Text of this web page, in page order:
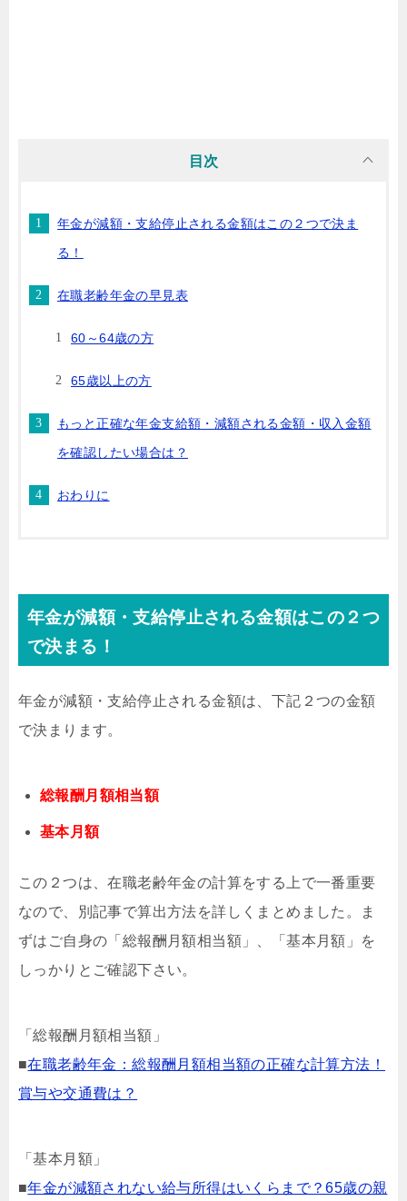
目次
年金が減額・支給停止される金額はこの２つで決ま
る！
在職老齢年金の早見表
60～64歳の方
65歳以上の方
もっと正確な年金支給額・減額される金額・収入金額
を確認したい場合は？
おわりに
年金が減額・支給停止される金額はこの２つ
で決まる！
年金が減額・支給停止される金額は、下記２つの金額
で決まります。
総報酬月額相当額
基本月額
この２つは、在職老齢年金の計算をする上で一番重要
なので、別記事で算出方法を詳しくまとめました。ま
ずはご自身の「総報酬月額相当額」、「基本月額」を
しっかりとご確認下さい。
「総報酬月額相当額」
■在職老齢年金：総報酬月額相当額の正確な計算方法！
賞与や交通費は？
「基本月額」
■年金が減額されない給与所得はいくらまで？65歳の親